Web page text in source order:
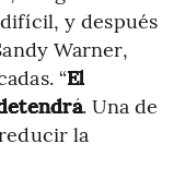
y después
Warner,
“El
. Una de
la